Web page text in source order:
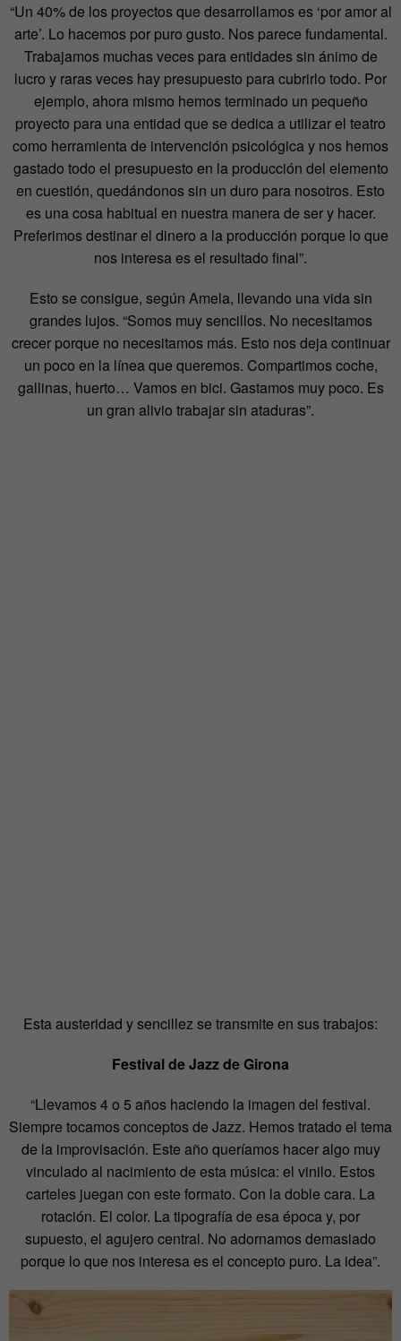
“Un 40% de los proyectos que desarrollamos es ‘por amor al
arte’. Lo hacemos por puro gusto. Nos parece fundamental.
Trabajamos muchas veces para entidades sin ánimo de
lucro y raras veces hay presupuesto para cubrirlo todo. Por
ejemplo, ahora mismo hemos terminado un pequeño
proyecto para una entidad que se dedica a utilizar el teatro
como herramienta de intervención psicológica y nos hemos
gastado todo el presupuesto en la producción del elemento
en cuestión, quedándonos sin un duro para nosotros. Esto
es una cosa habitual en nuestra manera de ser y hacer.
Preferimos destinar el dinero a la producción porque lo que
nos interesa es el resultado final”.
Esto se consigue, según Amela, llevando una vida sin
grandes lujos. “Somos muy sencillos. No necesitamos
crecer porque no necesitamos más. Esto nos deja continuar
un poco en la línea que queremos. Compartimos coche,
gallinas, huerto… Vamos en bici. Gastamos muy poco. Es
un gran alivio trabajar sin ataduras”.
Esta austeridad y sencillez se transmite en sus trabajos:
Festival de Jazz de Girona
“Llevamos 4 o 5 años haciendo la imagen del festival.
Siempre tocamos conceptos de Jazz. Hemos tratado el tema
de la improvisación. Este año queríamos hacer algo muy
vinculado al nacimiento de esta música: el vinilo. Estos
carteles juegan con este formato. Con la doble cara. La
rotación. El color. La tipografía de esa época y, por
supuesto, el agujero central. No adornamos demasiado
porque lo que nos interesa es el concepto puro. La idea”.